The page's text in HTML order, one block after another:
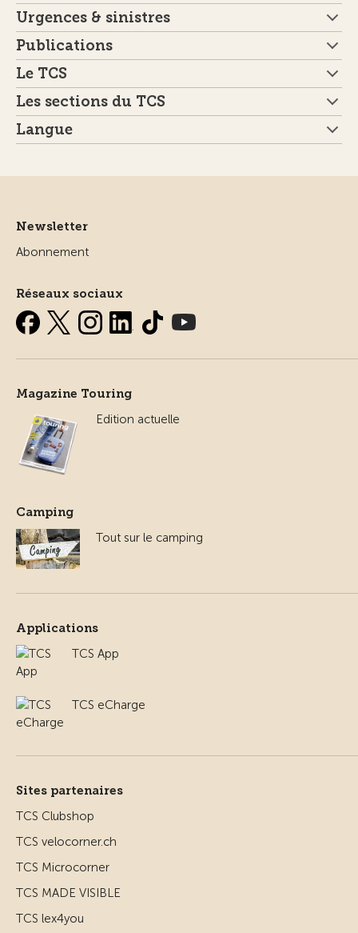
Urgences & sinistres
Publications
Le TCS
Les sections du TCS
Langue
Newsletter
Abonnement
Réseaux sociaux
Magazine Touring
Edition actuelle
Camping
Tout sur le camping
Applications
TCS App
TCS eCharge
Sites partenaires
TCS Clubshop
TCS velocorner.ch
TCS Microcorner
TCS MADE VISIBLE
TCS lex4you